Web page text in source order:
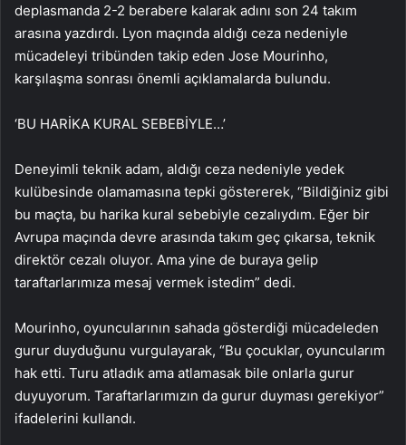
deplasmanda 2-2 berabere kalarak adını son 24 takım
arasına yazdırdı. Lyon maçında aldığı ceza nedeniyle
mücadeleyi tribünden takip eden Jose Mourinho,
karşılaşma sonrası önemli açıklamalarda bulundu.
‘BU HARİKA KURAL SEBEBİYLE…’
Deneyimli teknik adam, aldığı ceza nedeniyle yedek
kulübesinde olamamasına tepki göstererek, “Bildiğiniz gibi
bu maçta, bu harika kural sebebiyle cezalıydım. Eğer bir
Avrupa maçında devre arasında takım geç çıkarsa, teknik
direktör cezalı oluyor. Ama yine de buraya gelip
taraftarlarımıza mesaj vermek istedim” dedi.
Mourinho, oyuncularının sahada gösterdiği mücadeleden
gurur duyduğunu vurgulayarak, “Bu çocuklar, oyuncularım
hak etti. Turu atladık ama atlamasak bile onlarla gurur
duyuyorum. Taraftarlarımızın da gurur duyması gerekiyor”
ifadelerini kullandı.